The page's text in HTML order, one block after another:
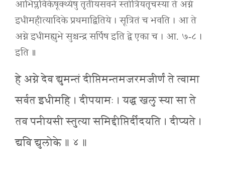
आभिप्लविकेषूक्थ्येषु तृतीयसवने स्तोत्रियतृचस्या ते अग्ने
इधीमहीत्यादिके प्रथमाद्वितिये । सूत्रितं च भवति । आ ते
अग्ने इधीमह्युभे सुश्चन्द्र सर्पिष इति द्वे एका च । आ. ७-८ ।
इति ॥
हे अग्ने देव द्युमन्तं दीप्तिमन्तमजरमजीर्णं ते त्वामा
सर्वत इधीमहि । दीपयामः । यद्ध खलु स्या सा ते
तव पनीयसी स्तुत्या समिद्दीप्तिर्दीदयति । दीप्यते ।
द्यवि द्युलोके ॥ ४ ॥